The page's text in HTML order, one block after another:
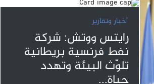
أخبار وتقارير
رايتس ووتش: شركة
نفط فرنسية بريطانية
تلوّث البيئة وتهدد